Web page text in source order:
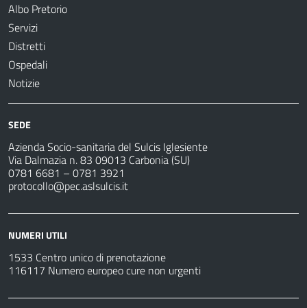
Albo Pretorio
Servizi
Distretti
Ospedali
Notizie
SEDE
Azienda Socio-sanitaria del Sulcis Iglesiente
Via Dalmazia n. 83 09013 Carbonia (SU)
0781 6681 – 0781 3921
protocollo@pec.aslsulcis.it
NUMERI UTILI
1533 Centro unico di prenotazione
116117 Numero europeo cure non urgenti